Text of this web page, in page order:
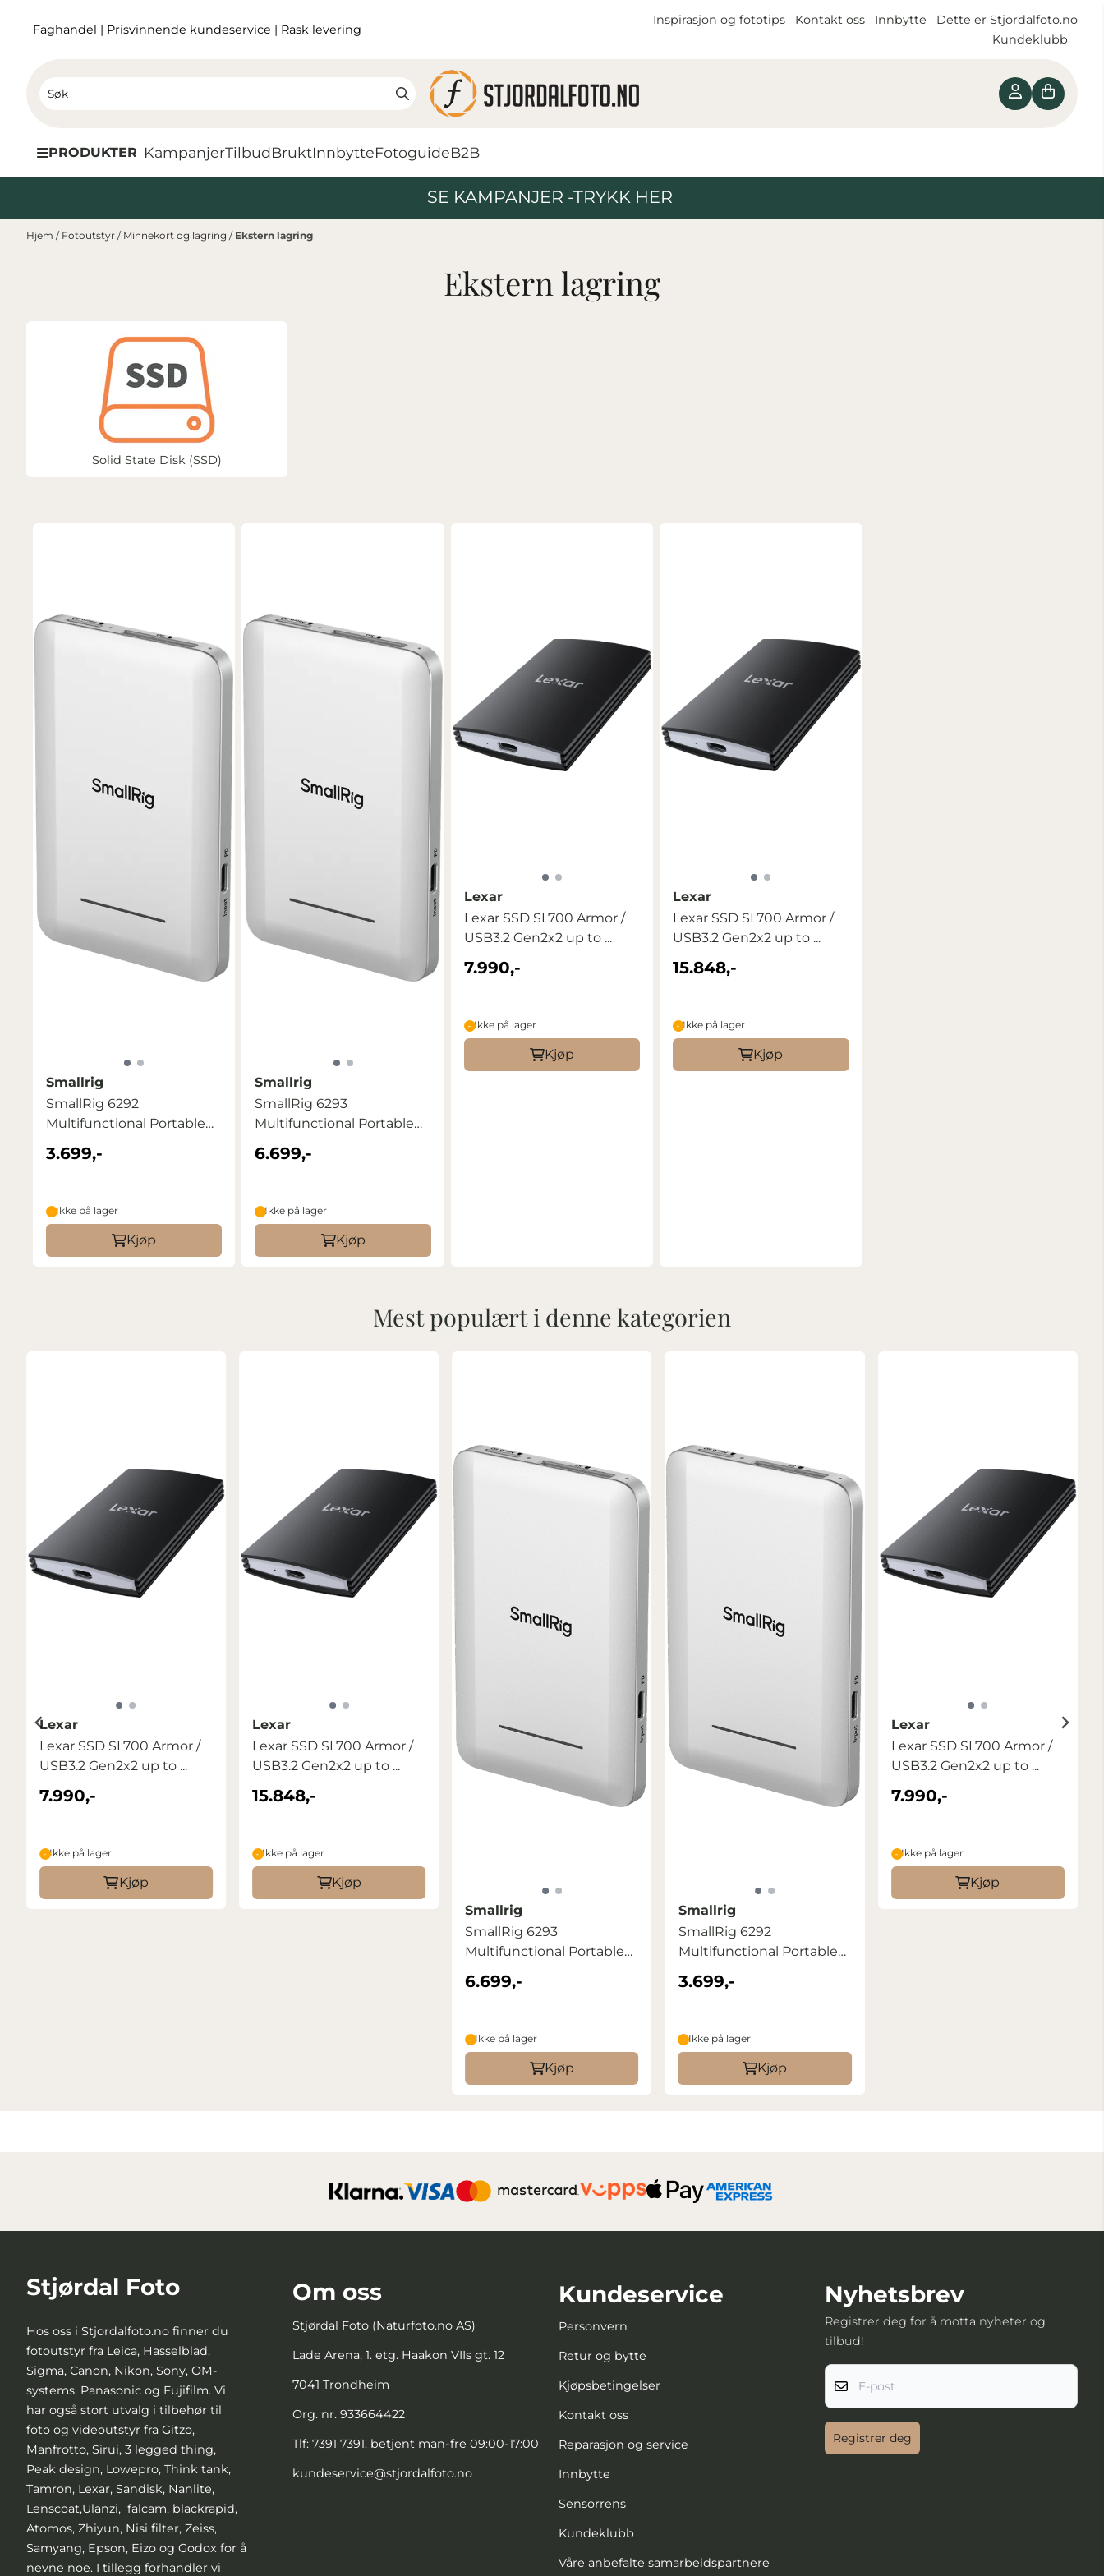
Faghandel | Prisvinnende kundeservice | Rask levering
Inspirasjon og fototips Kontakt oss Innbytte
Dette er Stjordalfoto.no
Kundeklubb
PRODUKTER KampanjerTilbudBruktInnbytteFotoguideB2B
SE KAMPANJER -TRYKK HER
Hjem / Fotoutstyr / Minnekort og lagring / Ekstern lagring
Ekstern lagring
Solid State Disk (SSD)
Smallrig
SmallRig 6292
Multifunctional Portable
SSD (1TB)
3.699,-
Ikke på lager
Kjøp
Smallrig
SmallRig 6293
Multifunctional Portable
SSD 2TB
6.699,-
Ikke på lager
Kjøp
Lexar
Lexar SSD SL700 Armor /
USB3.2 Gen2x2 up to ...
7.990,-
Ikke på lager
Kjøp
Lexar
Lexar SSD SL700 Armor /
USB3.2 Gen2x2 up to ...
15.848,-
Ikke på lager
Kjøp
Mest populært i denne kategorien
Lexar
Lexar SSD SL700 Armor /
USB3.2 Gen2x2 up to ...
7.990,-
Ikke på lager
Kjøp
Lexar
Lexar SSD SL700 Armor /
USB3.2 Gen2x2 up to ...
15.848,-
Ikke på lager
Kjøp
Smallrig
SmallRig 6293
Multifunctional Portable
SSD 2TB
6.699,-
Ikke på lager
Kjøp
Smallrig
SmallRig 6292
Multifunctional Portable
SSD (1TB)
3.699,-
Ikke på lager
Kjøp
Lexar
Lexar SSD SL700 Armor /
USB3.2 Gen2x2 up to ...
7.990,-
Ikke på lager
Kjøp
Stjørdal Foto
Hos oss i Stjordalfoto.no finner du
fotoutstyr fra Leica, Hasselblad,
Sigma, Canon, Nikon, Sony, OM-
systems, Panasonic og Fujifilm. Vi
har også stort utvalg i tilbehør til
foto og videoutstyr fra Gitzo,
Manfrotto, Sirui, 3 legged thing,
Peak design, Lowepro, Think tank,
Tamron, Lexar, Sandisk, Nanlite,
Lenscoat,Ulanzi, falcam, blackrapid,
Atomos, Zhiyun, Nisi filter, Zeiss,
Samyang, Epson, Eizo og Godox for å
nevne noe. I tillegg forhandler vi
Om oss
Stjørdal Foto (Naturfoto.no AS)
Lade Arena, 1. etg. Haakon VIIs gt. 12
7041 Trondheim
Org. nr. 933664422
Tlf: 7391 7391, betjent man-fre 09:00-17:00
kundeservice@stjordalfoto.no
Kundeservice
Personvern
Retur og bytte
Kjøpsbetingelser
Kontakt oss
Reparasjon og service
Innbytte
Sensorrens
Kundeklubb
Våre anbefalte samarbeidspartnere
Nyhetsbrev
Registrer deg for å motta nyheter og
tilbud!
E-post
Registrer deg